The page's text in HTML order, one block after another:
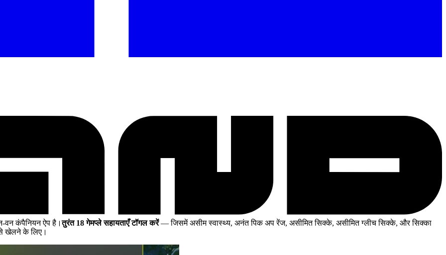
वन कंपैनियन ऐप है।तुरंत 18 गेमप्ले सहायताएँ टॉगल करें— जिसमें असीम स्वास्थ्य, अनंत पिक अप रेंज, असीमित सिक्के, असीमित ग्लीच सिक्के, और सिक्का
खेलने के लिए।